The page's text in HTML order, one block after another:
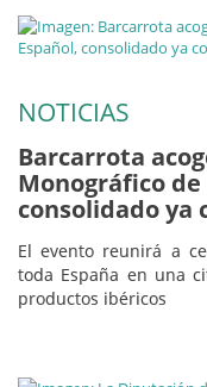
NOTICIAS
Barcarrota
Monográfico
consolidado ya
El evento reunirá a
toda España en una
productos ibéricos